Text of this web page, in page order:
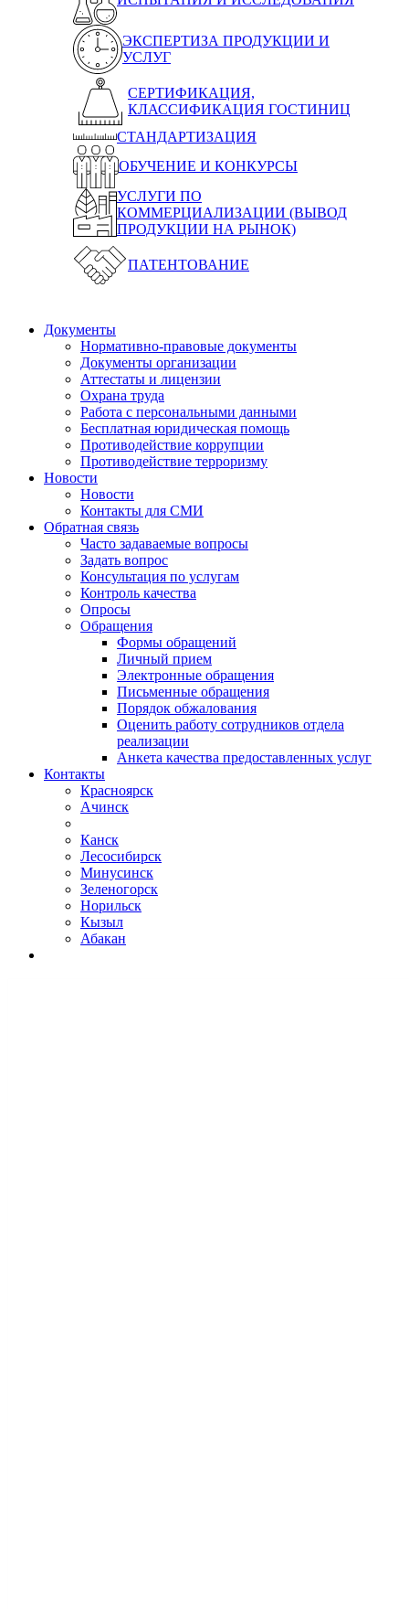
ЭКСПЕРТИЗА ПРОДУКЦИИ И
УСЛУГ
СЕРТИФИКАЦИЯ,
КЛАССИФИКАЦИЯ ГОСТИНИЦ
СТАНДАРТИЗАЦИЯ
ОБУЧЕНИЕ И КОНКУРСЫ
УСЛУГИ ПО
КОММЕРЦИАЛИЗАЦИИ (ВЫВОД
ПРОДУКЦИИ НА РЫНОК)
ПАТЕНТОВАНИЕ
Документы
Нормативно-правовые документы
Документы организации
Аттестаты и лицензии
Охрана труда
Работа с персональными данными
Бесплатная юридическая помощь
Противодействие коррупции
Противодействие терроризму
Новости
Новости
Контакты для СМИ
Обратная связь
Часто задаваемые вопросы
Задать вопрос
Консультация по услугам
Контроль качества
Опросы
Обращения
Формы обращений
Личный прием
Электронные обращения
Письменные обращения
Порядок обжалования
Оценить работу сотрудников отдела
реализации
Анкета качества предоставленных услуг
Контакты
Красноярск
Ачинск
Канск
Лесосибирск
Минусинск
Зеленогорск
Норильск
Кызыл
Абакан